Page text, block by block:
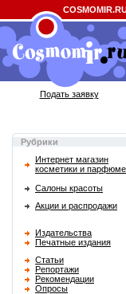
Field 'news_title' doesn't have a
Рубрики
Интернет магазин
косметики и
Салоны красоты
Акции и распродажи
Издательства
Печатные издания
Статьи
Репортажи
Рекомендации
Опросы
Подать заявку